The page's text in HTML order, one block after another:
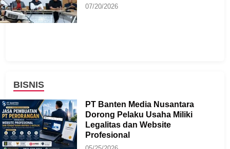
07/20/2026
BISNIS
PT Banten Media Nusantara
Dorong Pelaku Usaha Miliki
Legalitas dan Website
Profesional